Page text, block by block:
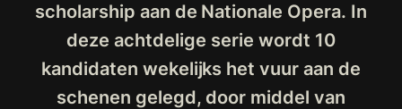
scholarship aan de Nationale Opera. In
deze achtdelige serie wordt 10
kandidaten wekelijks het vuur aan de
schenen gelegd, door middel van